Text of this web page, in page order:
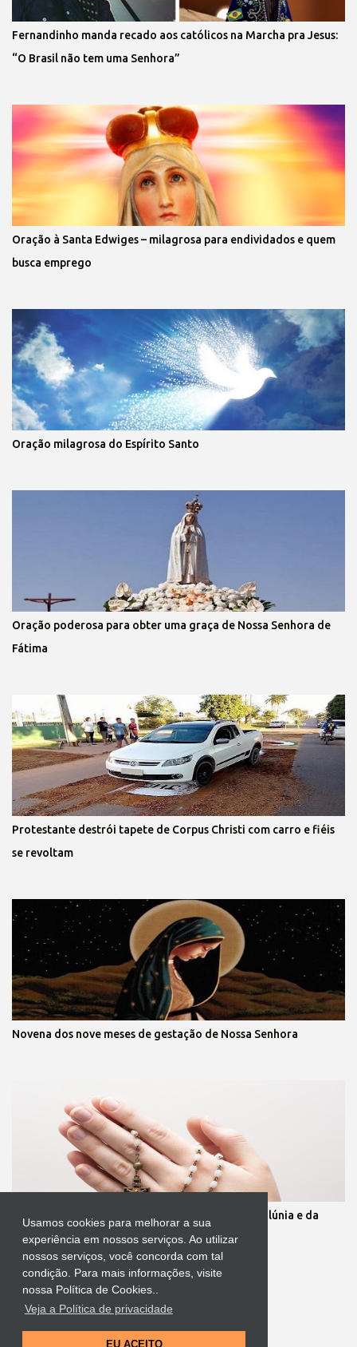
Usamos cookies para melhorar a sua
experiência em nossos serviços. Ao utilizar
nossos serviços, você concorda com tal
condição. Para mais informações, visite
nossa Política de Cookies..
Veja a Política de privacidade
EU ACEITO
Fernandinho manda recado aos católicos na Marcha pra Jesus:
“O Brasil não tem uma Senhora”
Oração à Santa Edwiges – milagrosa para endividados e quem
busca emprego
Oração milagrosa do Espírito Santo
Oração poderosa para obter uma graça de Nossa Senhora de
Fátima
Protestante destrói tapete de Corpus Christi com carro e fiéis
se revoltam
Novena dos nove meses de gestação de Nossa Senhora
Oração para quebrar as muralhas da inveja, da calúnia e da
mentira
Tecnologia do Blogger